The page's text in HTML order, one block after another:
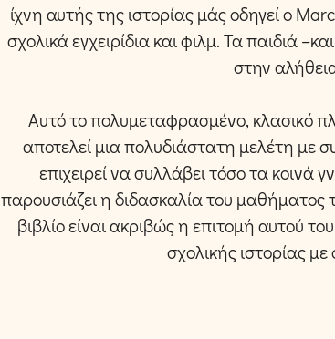
ίχνη αυτής της ιστορίας μάς οδηγεί ο
σχολικά εγχειρίδια και φιλμ. Τα παιδιά
στην
Αυτό το πολυμεταφρασμένο, κλασικό
αποτελεί μια πολυδιάστατη μελέτη με
επιχειρεί να συλλάβει τόσο τα κοινά
παρουσιάζει η διδασκαλία του μαθήματος
βιβλίο είναι ακριβώς η επιτομή αυτού
σχολικής ιστορίας